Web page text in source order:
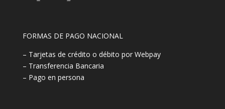
FORMAS DE PAGO NACIONAL
– Tarjetas de crédito o débito por Webpay
– Transferencia Bancaria
– Pago en persona